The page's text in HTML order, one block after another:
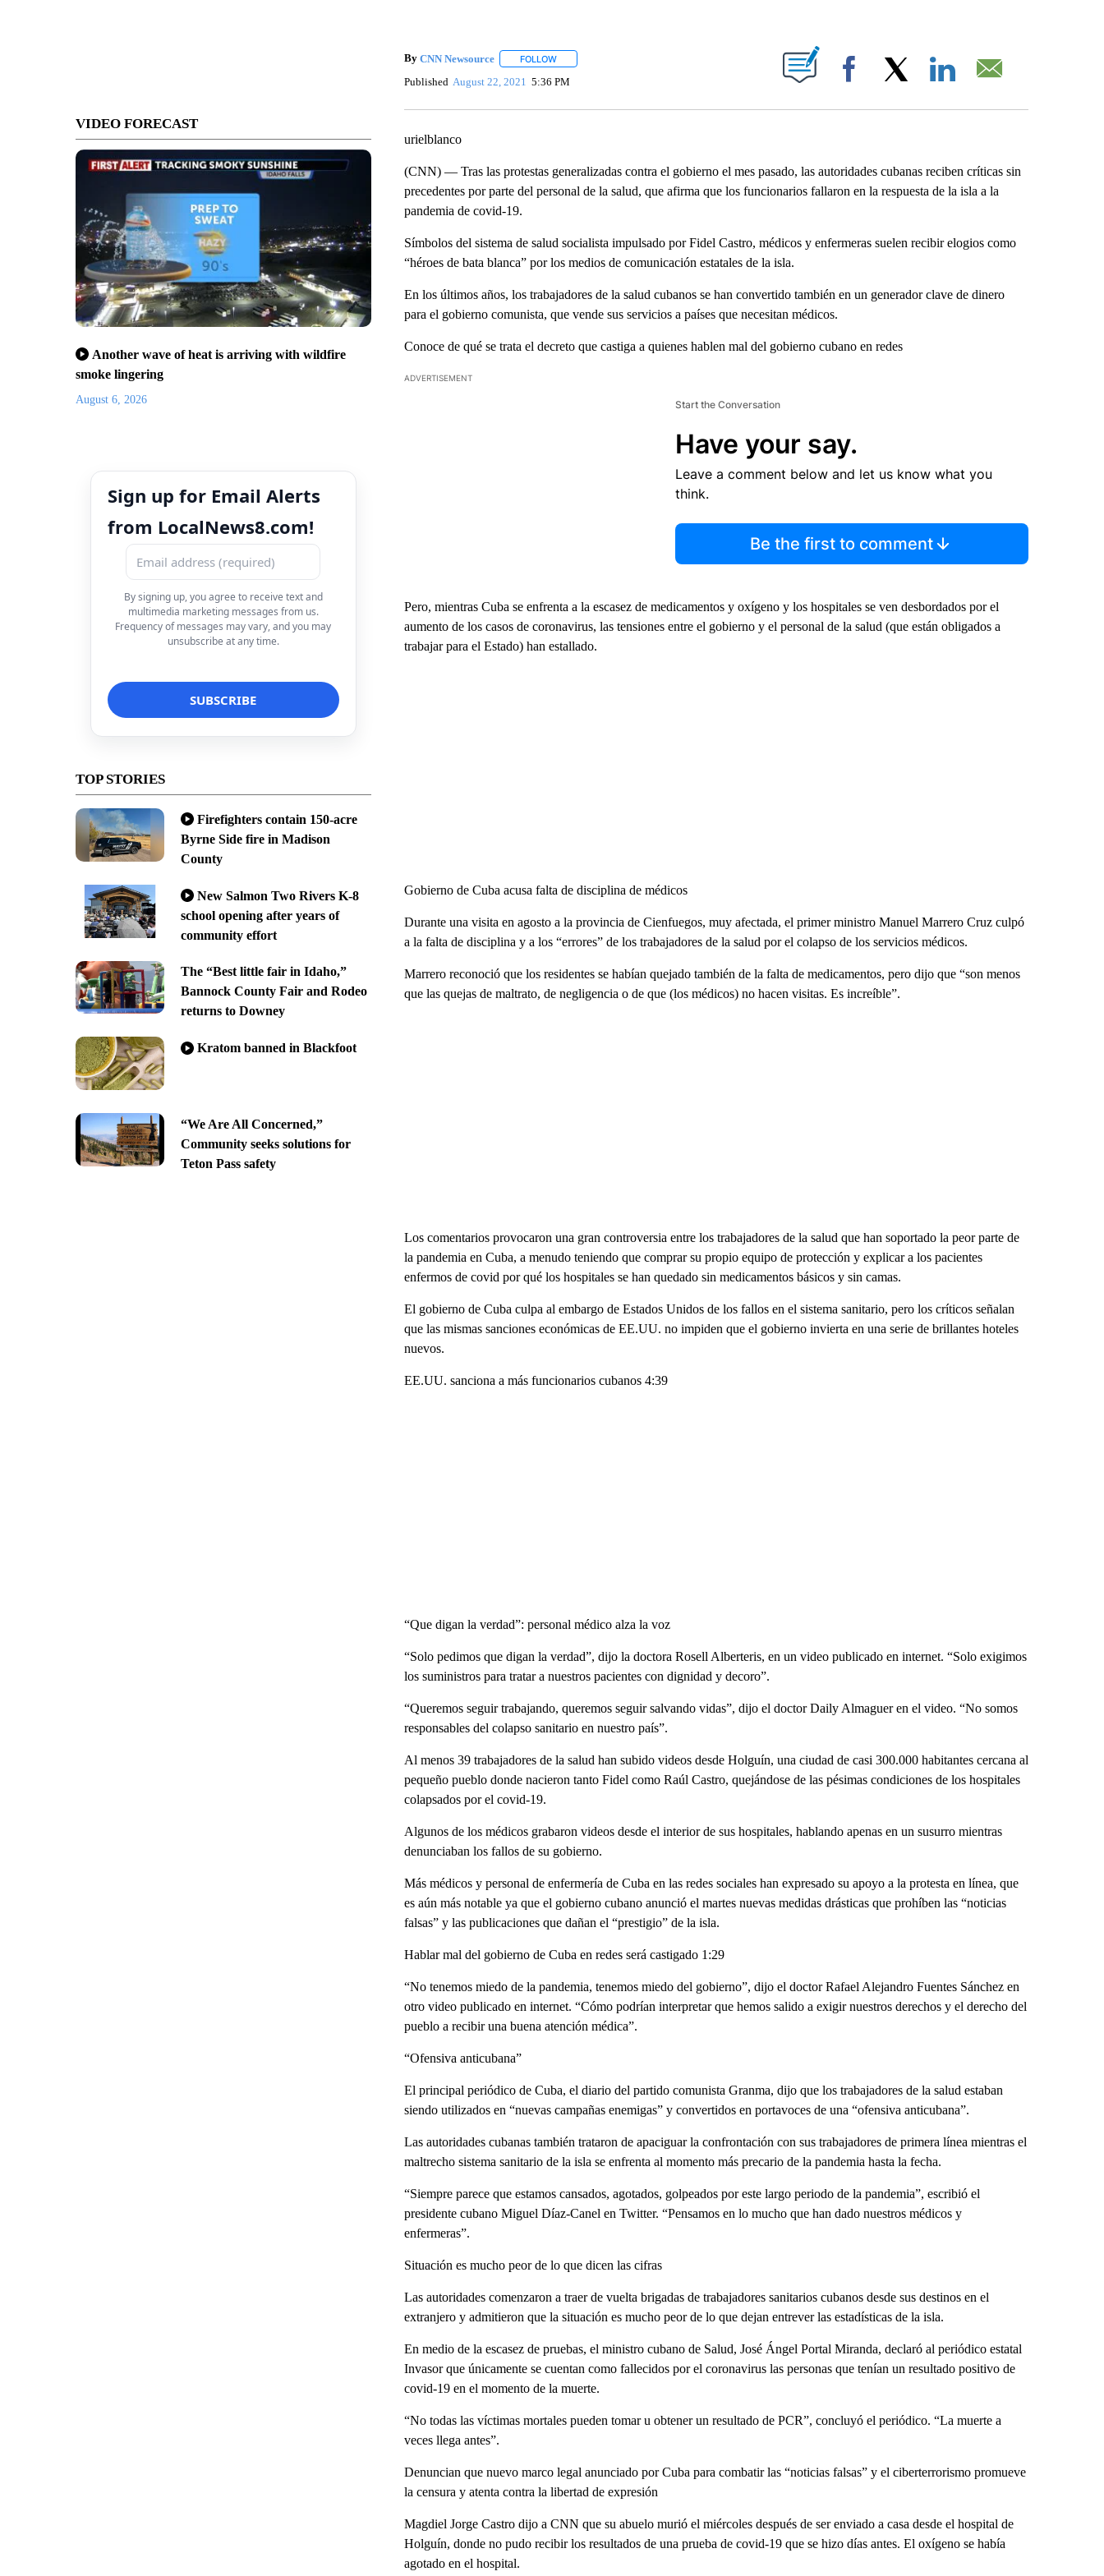
VIDEO FORECAST
Another wave of heat is arriving with wildfire
smoke lingering
August 6, 2026
Sign up for Email Alerts
from LocalNews8.com!
By signing up, you agree to receive text and
multimedia marketing messages from us.
Frequency of messages may vary, and you may
unsubscribe at any time.
TOP STORIES
Firefighters contain 150-acre
Byrne Side fire in Madison
County
New Salmon Two Rivers K-8
school opening after years of
community effort
The “Best little fair in Idaho,”
Bannock County Fair and Rodeo
returns to Downey
Kratom banned in Blackfoot
“We Are All Concerned,”
Community seeks solutions for
Teton Pass safety
By CNN Newsource FOLLOWFOLLOW "" TO RECEIVE NOTIFICATIONS ABOUT NEW PAGES ON "".
Published August 22, 2021 5:36 PM Facebook
urielblanco
(CNN) — Tras las protestas generalizadas contra el gobierno el mes pasado, las autoridades cubanas reciben críticas sin
precedentes por parte del personal de la salud, que afirma que los funcionarios fallaron en la respuesta de la isla a la
pandemia de covid-19.
Símbolos del sistema de salud socialista impulsado por Fidel Castro, médicos y enfermeras suelen recibir elogios como
“héroes de bata blanca” por los medios de comunicación estatales de la isla.
En los últimos años, los trabajadores de la salud cubanos se han convertido también en un generador clave de dinero
para el gobierno comunista, que vende sus servicios a países que necesitan médicos.
Conoce de qué se trata el decreto que castiga a quienes hablen mal del gobierno cubano en redes
ADVERTISEMENT
Start the Conversation
Have your say.
Leave a comment below and let us know what you
think.
Be the first to comment
Pero, mientras Cuba se enfrenta a la escasez de medicamentos y oxígeno y los hospitales se ven desbordados por el
aumento de los casos de coronavirus, las tensiones entre el gobierno y el personal de la salud (que están obligados a
trabajar para el Estado) han estallado.
Gobierno de Cuba acusa falta de disciplina de médicos
Durante una visita en agosto a la provincia de Cienfuegos, muy afectada, el primer ministro Manuel Marrero Cruz culpó
a la falta de disciplina y a los “errores” de los trabajadores de la salud por el colapso de los servicios médicos.
Marrero reconoció que los residentes se habían quejado también de la falta de medicamentos, pero dijo que “son menos
que las quejas de maltrato, de negligencia o de que (los médicos) no hacen visitas. Es increíble”.
Los comentarios provocaron una gran controversia entre los trabajadores de la salud que han soportado la peor parte de
la pandemia en Cuba, a menudo teniendo que comprar su propio equipo de protección y explicar a los pacientes
enfermos de covid por qué los hospitales se han quedado sin medicamentos básicos y sin camas.
El gobierno de Cuba culpa al embargo de Estados Unidos de los fallos en el sistema sanitario, pero los críticos señalan
que las mismas sanciones económicas de EE.UU. no impiden que el gobierno invierta en una serie de brillantes hoteles
nuevos.
EE.UU. sanciona a más funcionarios cubanos 4:39
“Que digan la verdad”: personal médico alza la voz
“Solo pedimos que digan la verdad”, dijo la doctora Rosell Alberteris, en un video publicado en internet. “Solo exigimos
los suministros para tratar a nuestros pacientes con dignidad y decoro”.
“Queremos seguir trabajando, queremos seguir salvando vidas”, dijo el doctor Daily Almaguer en el video. “No somos
responsables del colapso sanitario en nuestro país”.
Al menos 39 trabajadores de la salud han subido videos desde Holguín, una ciudad de casi 300.000 habitantes cercana al
pequeño pueblo donde nacieron tanto Fidel como Raúl Castro, quejándose de las pésimas condiciones de los hospitales
colapsados por el covid-19.
Algunos de los médicos grabaron videos desde el interior de sus hospitales, hablando apenas en un susurro mientras
denunciaban los fallos de su gobierno.
Más médicos y personal de enfermería de Cuba en las redes sociales han expresado su apoyo a la protesta en línea, que
es aún más notable ya que el gobierno cubano anunció el martes nuevas medidas drásticas que prohíben las “noticias
falsas” y las publicaciones que dañan el “prestigio” de la isla.
Hablar mal del gobierno de Cuba en redes será castigado 1:29
“No tenemos miedo de la pandemia, tenemos miedo del gobierno”, dijo el doctor Rafael Alejandro Fuentes Sánchez en
otro video publicado en internet. “Cómo podrían interpretar que hemos salido a exigir nuestros derechos y el derecho del
pueblo a recibir una buena atención médica”.
“Ofensiva anticubana”
El principal periódico de Cuba, el diario del partido comunista Granma, dijo que los trabajadores de la salud estaban
siendo utilizados en “nuevas campañas enemigas” y convertidos en portavoces de una “ofensiva anticubana”.
Las autoridades cubanas también trataron de apaciguar la confrontación con sus trabajadores de primera línea mientras el
maltrecho sistema sanitario de la isla se enfrenta al momento más precario de la pandemia hasta la fecha.
“Siempre parece que estamos cansados, agotados, golpeados por este largo periodo de la pandemia”, escribió el
presidente cubano Miguel Díaz-Canel en Twitter. “Pensamos en lo mucho que han dado nuestros médicos y
enfermeras”.
Situación es mucho peor de lo que dicen las cifras
Las autoridades comenzaron a traer de vuelta brigadas de trabajadores sanitarios cubanos desde sus destinos en el
extranjero y admitieron que la situación es mucho peor de lo que dejan entrever las estadísticas de la isla.
En medio de la escasez de pruebas, el ministro cubano de Salud, José Ángel Portal Miranda, declaró al periódico estatal
Invasor que únicamente se cuentan como fallecidos por el coronavirus las personas que tenían un resultado positivo de
covid-19 en el momento de la muerte.
“No todas las víctimas mortales pueden tomar u obtener un resultado de PCR”, concluyó el periódico. “La muerte a
veces llega antes”.
Denuncian que nuevo marco legal anunciado por Cuba para combatir las “noticias falsas” y el ciberterrorismo promueve
la censura y atenta contra la libertad de expresión
Magdiel Jorge Castro dijo a CNN que su abuelo murió el miércoles después de ser enviado a casa desde el hospital de
Holguín, donde no pudo recibir los resultados de una prueba de covid-19 que se hizo días antes. El oxígeno se había
agotado en el hospital.